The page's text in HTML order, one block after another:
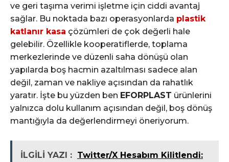
ve geri taşıma verimi işletme için ciddi avantaj
sağlar. Bu noktada bazı operasyonlarda plastik
katlanır kasa çözümleri de çok değerli hale
gelebilir. Özellikle kooperatiflerde, toplama
merkezlerinde ve düzenli saha dönüşü olan
yapılarda boş hacmin azaltılması sadece alan
değil, zaman ve nakliye açısından da rahatlık
yaratır. İşte bu yüzden ben EFORPLAST ürünlerini
yalnızca dolu kullanım açısından değil, boş dönüş
mantığıyla da değerlendirmeyi öneriyorum.
İLGİLİ YAZI : Twitter/X Hesabım Kilitlendi: